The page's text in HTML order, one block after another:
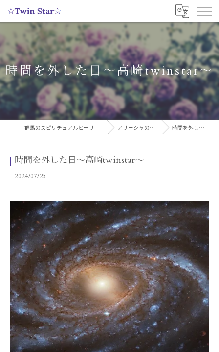
時間を外した日〜高崎twinstar〜
群馬のスピリチュアルヒーリングサロンなら実績多数の☆Twin Star☆ アリーシャのスピリチュアルブログ 時間を外した日〜高崎twinstar〜
時間を外した日〜高崎twinstar〜
2024/07/25